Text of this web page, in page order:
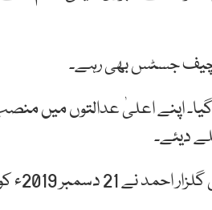
چیف جسٹس بھی رہے۔
گیا۔ اپنے اعلیٰ عدالتوں
دیئے۔
سپریم